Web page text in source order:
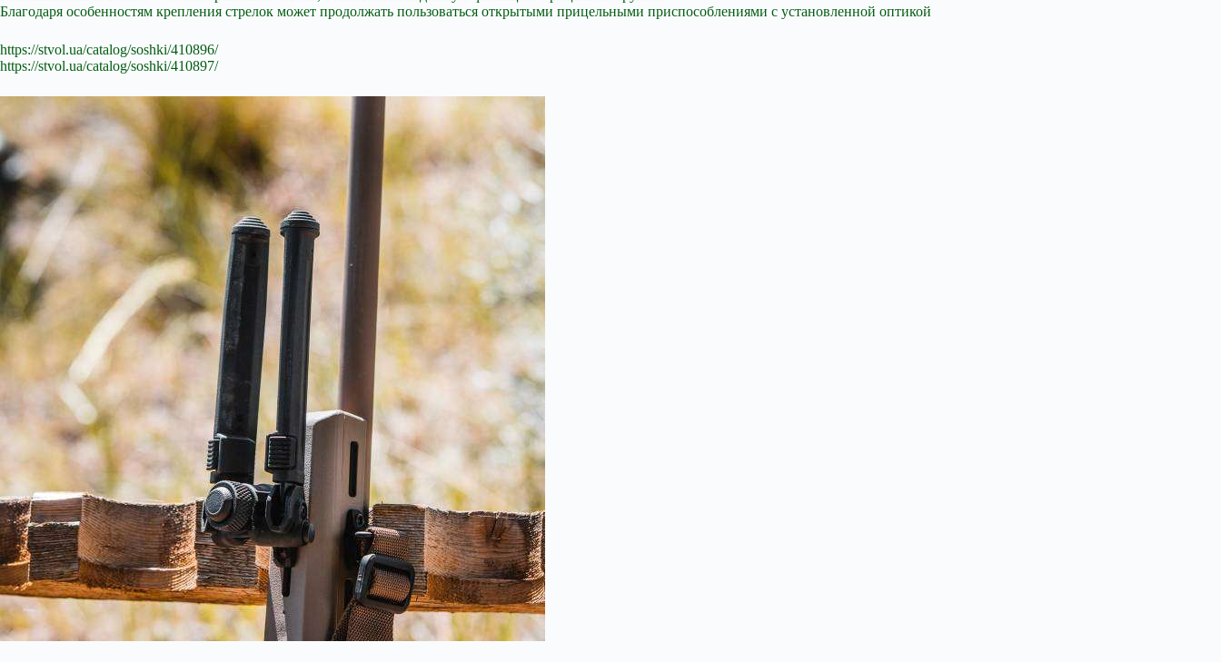
Благодаря особенностям крепления стрелок может продолжать пользоваться открытыми прицельными приспособлениями с установленной оптикой
https://stvol.ua/catalog/soshki/410896/
https://stvol.ua/catalog/soshki/410897/